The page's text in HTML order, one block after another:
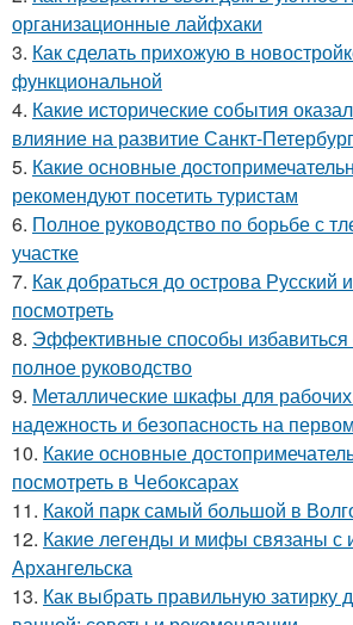
организационные лайфхаки
3. Как сделать прихожую в
функциональной
4. Какие исторические события
влияние на развитие Санкт-
5. Какие основные
рекомендуют посетить туристам
6. Полное руководство по борьбе с
участке
7. Как добраться до острова Русский
посмотреть
8. Эффективные способы избавиться
полное руководство
9. Металлические шкафы для
надежность и безопасность на
10. Какие основные
посмотреть в Чебоксарах
11. Какой парк самый большой в
12. Какие легенды и мифы связаны с
Архангельска
13. Как выбрать правильную затирку